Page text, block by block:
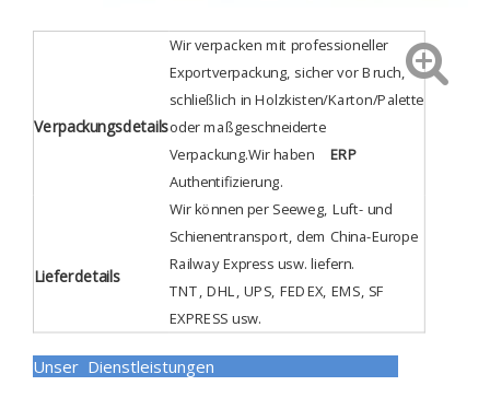
Verpackungsdetails
Wir verpacken mit professioneller
Exportverpackung, sicher vor Bruch,
schließlich in Holzkisten/Karton/Palette
oder maßgeschneiderte
Verpackung.Wir haben ERP
Authentifizierung.
Lieferdetails
Wir können per Seeweg, Luft- und
Schienentransport, dem China-Europe
Railway Express usw. liefern.
TNT, DHL, UPS, FEDEX, EMS, SF
EXPRESS usw.
Unser Dienstleistungen